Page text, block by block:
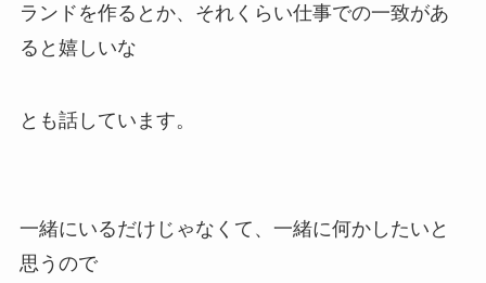
ランドを作るとか、それくらい仕事での一致があ
ると嬉しいな
とも話しています。
一緒にいるだけじゃなくて、一緒に何かしたいと
思うので